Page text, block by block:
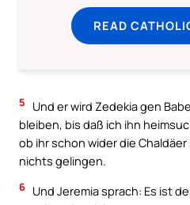
READ
5
Und er wird Zedekia gen
bleiben, bis daß ich ihn
ob ihr schon wider die
nichts gelingen.
6 Und Jeremia sprach: Es ist